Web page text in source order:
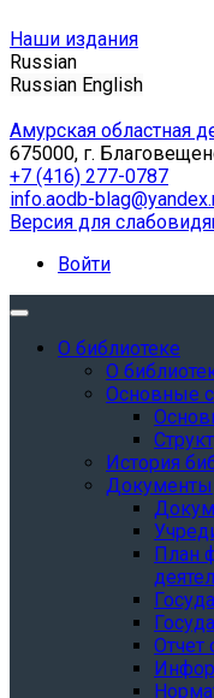
Наши издания
Russian
Russian English
Амурская областная
675000, г.
+7 (416) 277-0787
info.aodb-
Версия для
Войти
О библиотеке
О
Основные
История
Документы
План
Отчет